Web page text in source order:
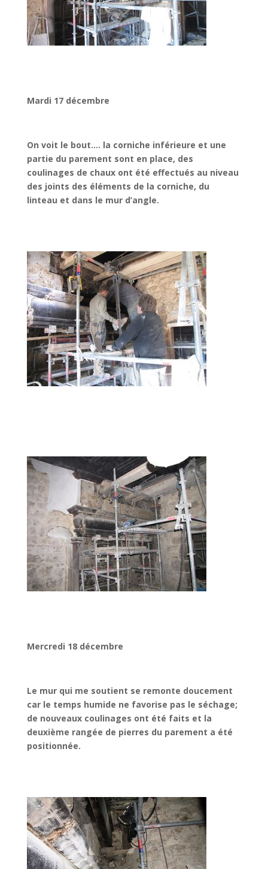
Mardi 17 décembre
On voit le bout…. la corniche inférieure et une
partie du parement sont en place, des
coulinages de chaux ont été effectués au niveau
des joints des éléments de la corniche, du
linteau et dans le mur d’angle.
Mercredi 18 décembre
Le mur qui me soutient se remonte doucement
car le temps humide ne favorise pas le séchage;
de nouveaux coulinages ont été faits et la
deuxième rangée de pierres du parement a été
positionnée.